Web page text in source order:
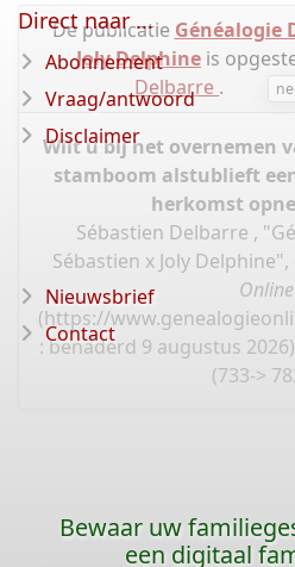
De publicatie Généalogie
Joly Delphine is
Delbarre .
Wilt u bij het overnemen
stamboom alstublieft
herkomst
Sébastien Delbarre ,
Sébastien x Joly
Online
(https://
: benaderd 9 augustus
(733->
Direct naar ...
Abonnement
Vraag/antwoord
Disclaimer
Nieuwsbrief
Contact
Bewaar uw
een digitaal